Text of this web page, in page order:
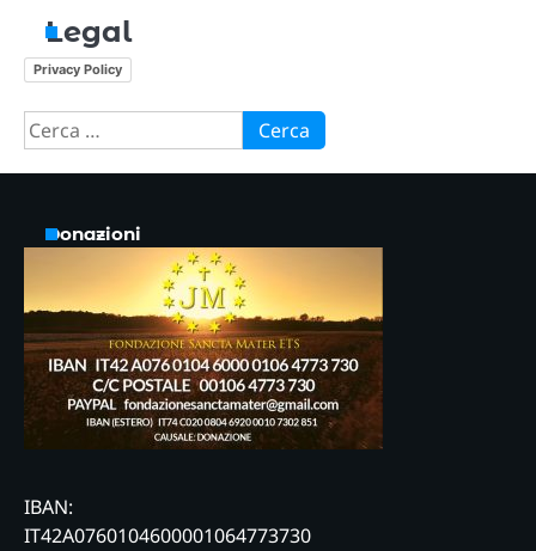
Legal
Privacy Policy
Ricerca
per:
Donazioni
IBAN:
IT42A0760104600001064773730